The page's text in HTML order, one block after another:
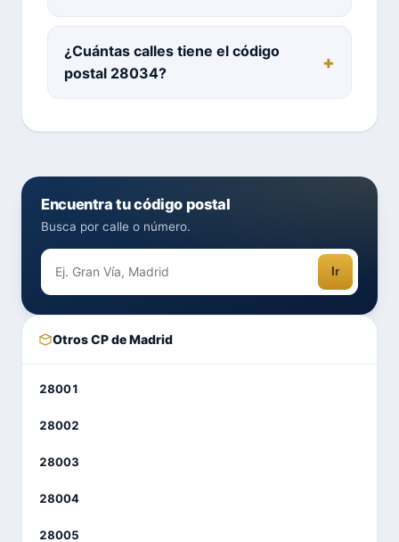
¿Cuántas calles tiene el código
postal 28034?
Encuentra tu código postal
Busca por calle o número.
Ir
Otros CP de Madrid
28001
28002
28003
28004
28005